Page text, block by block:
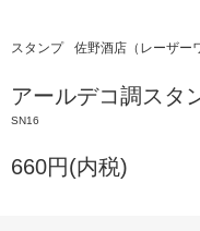
スタンプ 佐野酒店（レーザー
アールデコ調ス
SN16
660円(内税)